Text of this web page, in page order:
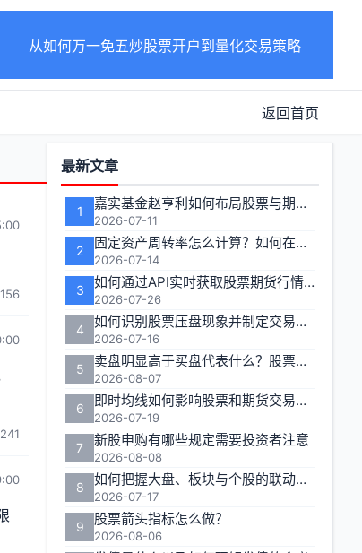
从如何万一免五炒股票开户到量化交易策略
返回首页
功
能
区
最新文章
1 嘉实基金赵亨利如何布局股票与期货市场
2026-07-11
2 固定资产周转率怎么计算？如何在投资分析中有效运用？
2026-07-14
3 如何通过API实时获取股票期货行情数据
2026-07-26
4 如何识别股票压盘现象并制定交易策略
2026-07-16
5 卖盘明显高于买盘代表什么？股票期货交易者如何应对
2026-08-07
6 即时均线如何影响股票和期货交易决策
2026-07-19
7 新股申购有哪些规定需要投资者注意
2026-08-08
8 如何把握大盘、板块与个股的联动效应实现收益最大化？
2026-07-17
9 股票箭头指标怎么做？
2026-08-06